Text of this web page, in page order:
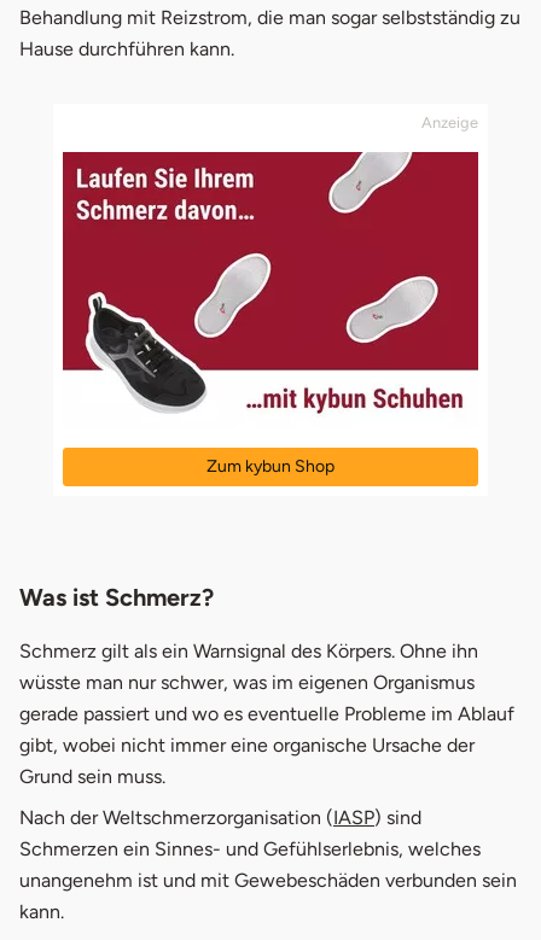
Behandlung mit Reizstrom, die man sogar selbstständig zu
Hause durchführen kann.
Anzeige
Zum kybun Shop
Was ist Schmerz?
Schmerz gilt als ein Warnsignal des Körpers. Ohne ihn
wüsste man nur schwer, was im eigenen Organismus
gerade passiert und wo es eventuelle Probleme im Ablauf
gibt, wobei nicht immer eine organische Ursache der
Grund sein muss.
Nach der Weltschmerzorganisation (IASP) sind
Schmerzen ein Sinnes- und Gefühlserlebnis, welches
unangenehm ist und mit Gewebeschäden verbunden sein
kann.